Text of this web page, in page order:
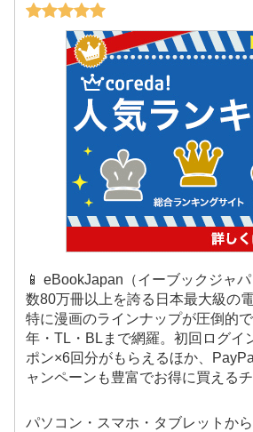
📱 eBookJapan（イーブックジャ
数80万冊以上を誇る日本最大級の
特に漫画のラインナップが圧倒的
年・TL・BLまで網羅。初回ログイ
ポン×6回分がもらえるほか、
ャンペーンも豊富でお得に買える
パソコン・スマホ・タブレットか